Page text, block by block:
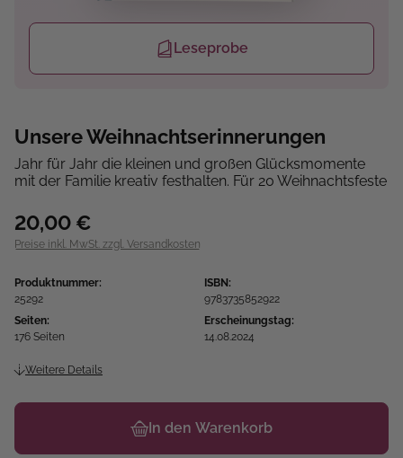
Leseprobe
Unsere Weihnachtserinnerungen
Jahr für Jahr die kleinen und großen Glücksmomente
mit der Familie kreativ festhalten. Für 20 Weihnachtsfeste
20,00 €
Preise inkl. MwSt. zzgl. Versandkosten
Produktnummer:
25292
ISBN:
9783735852922
Seiten:
176 Seiten
Erscheinungstag:
14.08.2024
Weitere Details
In den Warenkorb